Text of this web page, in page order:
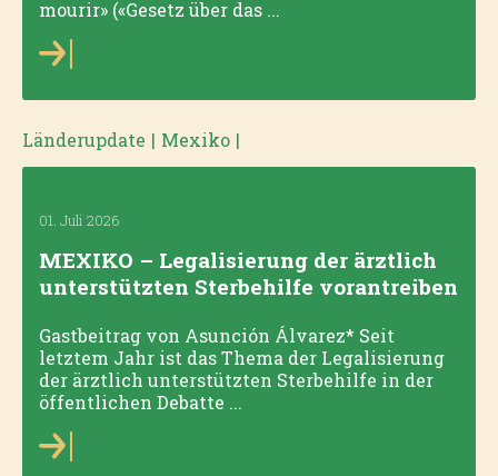
mourir» («Gesetz über das ...
Länderupdate | Mexiko |
01. Juli 2026
MEXIKO – Legalisierung der ärztlich
unterstützten Sterbehilfe vorantreiben
Gastbeitrag von Asunción Álvarez* Seit
letztem Jahr ist das Thema der Legalisierung
der ärztlich unterstützten Sterbehilfe in der
öffentlichen Debatte ...